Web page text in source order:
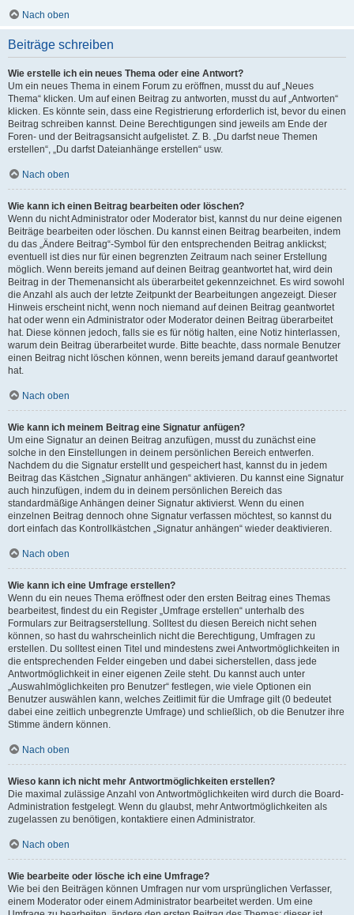
Nach oben
Beiträge schreiben
Wie erstelle ich ein neues Thema oder eine Antwort?
Um ein neues Thema in einem Forum zu eröffnen, musst du auf „Neues
Thema“ klicken. Um auf einen Beitrag zu antworten, musst du auf „Antworten“
klicken. Es könnte sein, dass eine Registrierung erforderlich ist, bevor du einen
Beitrag schreiben kannst. Deine Berechtigungen sind jeweils am Ende der
Foren- und der Beitragsansicht aufgelistet. Z. B. „Du darfst neue Themen
erstellen“, „Du darfst Dateianhänge erstellen“ usw.
Nach oben
Wie kann ich einen Beitrag bearbeiten oder löschen?
Wenn du nicht Administrator oder Moderator bist, kannst du nur deine eigenen
Beiträge bearbeiten oder löschen. Du kannst einen Beitrag bearbeiten, indem
du das „Ändere Beitrag“-Symbol für den entsprechenden Beitrag anklickst;
eventuell ist dies nur für einen begrenzten Zeitraum nach seiner Erstellung
möglich. Wenn bereits jemand auf deinen Beitrag geantwortet hat, wird dein
Beitrag in der Themenansicht als überarbeitet gekennzeichnet. Es wird sowohl
die Anzahl als auch der letzte Zeitpunkt der Bearbeitungen angezeigt. Dieser
Hinweis erscheint nicht, wenn noch niemand auf deinen Beitrag geantwortet
hat oder wenn ein Administrator oder Moderator deinen Beitrag überarbeitet
hat. Diese können jedoch, falls sie es für nötig halten, eine Notiz hinterlassen,
warum dein Beitrag überarbeitet wurde. Bitte beachte, dass normale Benutzer
einen Beitrag nicht löschen können, wenn bereits jemand darauf geantwortet
hat.
Nach oben
Wie kann ich meinem Beitrag eine Signatur anfügen?
Um eine Signatur an deinen Beitrag anzufügen, musst du zunächst eine
solche in den Einstellungen in deinem persönlichen Bereich entwerfen.
Nachdem du die Signatur erstellt und gespeichert hast, kannst du in jedem
Beitrag das Kästchen „Signatur anhängen“ aktivieren. Du kannst eine Signatur
auch hinzufügen, indem du in deinem persönlichen Bereich das
standardmäßige Anhängen deiner Signatur aktivierst. Wenn du einen
einzelnen Beitrag dennoch ohne Signatur verfassen möchtest, so kannst du
dort einfach das Kontrollkästchen „Signatur anhängen“ wieder deaktivieren.
Nach oben
Wie kann ich eine Umfrage erstellen?
Wenn du ein neues Thema eröffnest oder den ersten Beitrag eines Themas
bearbeitest, findest du ein Register „Umfrage erstellen“ unterhalb des
Formulars zur Beitragserstellung. Solltest du diesen Bereich nicht sehen
können, so hast du wahrscheinlich nicht die Berechtigung, Umfragen zu
erstellen. Du solltest einen Titel und mindestens zwei Antwortmöglichkeiten in
die entsprechenden Felder eingeben und dabei sicherstellen, dass jede
Antwortmöglichkeit in einer eigenen Zeile steht. Du kannst auch unter
„Auswahlmöglichkeiten pro Benutzer“ festlegen, wie viele Optionen ein
Benutzer auswählen kann, welches Zeitlimit für die Umfrage gilt (0 bedeutet
dabei eine zeitlich unbegrenzte Umfrage) und schließlich, ob die Benutzer ihre
Stimme ändern können.
Nach oben
Wieso kann ich nicht mehr Antwortmöglichkeiten erstellen?
Die maximal zulässige Anzahl von Antwortmöglichkeiten wird durch die Board-
Administration festgelegt. Wenn du glaubst, mehr Antwortmöglichkeiten als
zugelassen zu benötigen, kontaktiere einen Administrator.
Nach oben
Wie bearbeite oder lösche ich eine Umfrage?
Wie bei den Beiträgen können Umfragen nur vom ursprünglichen Verfasser,
einem Moderator oder einem Administrator bearbeitet werden. Um eine